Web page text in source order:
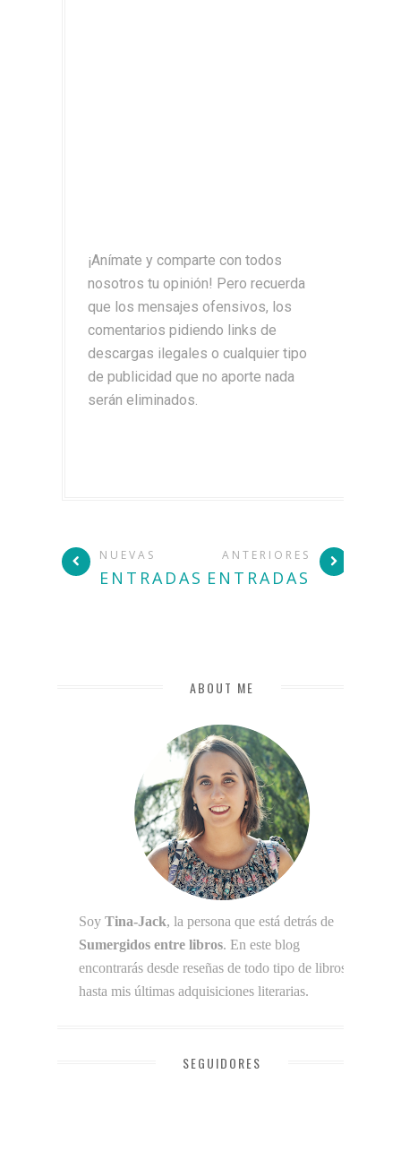
¡Anímate y comparte con todos
nosotros tu opinión! Pero recuerda
que los mensajes ofensivos, los
comentarios pidiendo links de
descargas ilegales o cualquier tipo
de publicidad que no aporte nada
serán eliminados.
NUEVAS
ENTRADAS
ANTERIORES
ENTRADAS
ABOUT ME
Soy Tina-Jack, la persona que está detrás de
Sumergidos entre libros. En este blog
encontrarás desde reseñas de todo tipo de libros
hasta mis últimas adquisiciones literarias.
SEGUIDORES